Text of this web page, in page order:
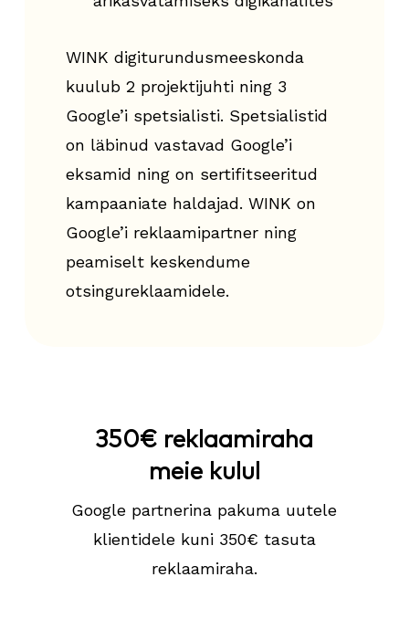
WINK digiturundusmeeskonda
kuulub 2 projektijuhti ning 3
Google’i spetsialisti. Spetsialistid
on läbinud vastavad Google’i
eksamid ning on sertifitseeritud
kampaaniate haldajad. WINK on
Google’i reklaamipartner ning
peamiselt keskendume
otsingureklaamidele.
350€ reklaamiraha
meie kulul
Google partnerina pakuma uutele
klientidele kuni 350€ tasuta
reklaamiraha.